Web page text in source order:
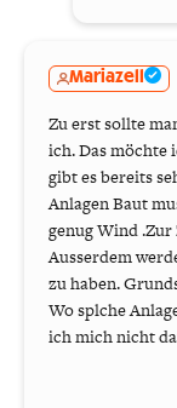
Mariazell
Zu erst sollte
ich. Das möchte
gibt es bereits
Anlagen Baut
genug Wind
Ausserdem
zu haben.
Wo splche
ich mich nicht